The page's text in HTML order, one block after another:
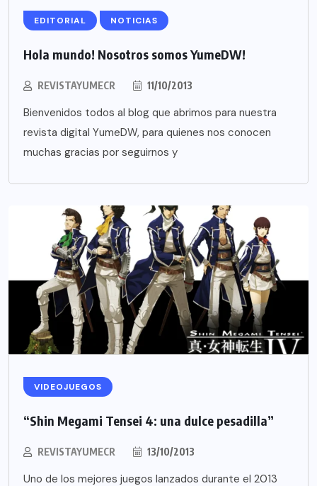
EDITORIAL NOTICIAS
Hola mundo! Nosotros somos YumeDW!
REVISTAYUMECR 11/10/2013
Bienvenidos todos al blog que abrimos para nuestra
revista digital YumeDW, para quienes nos conocen
muchas gracias por seguirnos y
VIDEOJUEGOS
“Shin Megami Tensei 4: una dulce pesadilla”
REVISTAYUMECR 13/10/2013
Uno de los mejores juegos lanzados durante el 2013